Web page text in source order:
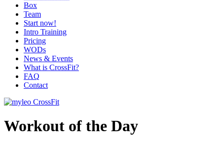
Box
Team
Start now!
Intro Training
Pricing
WODs
News & Events
What is CrossFit?
FAQ
Contact
Workout of the Day